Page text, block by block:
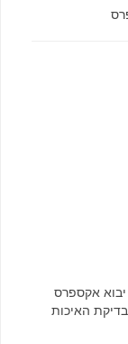
אקספרס
האיכות